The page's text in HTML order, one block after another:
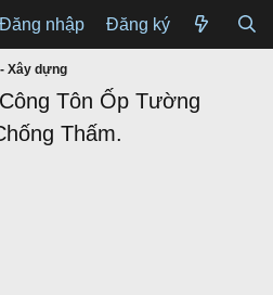
Đăng nhập Đăng ký
Xây dựng
Tôn Ốp Tường
Thấm.